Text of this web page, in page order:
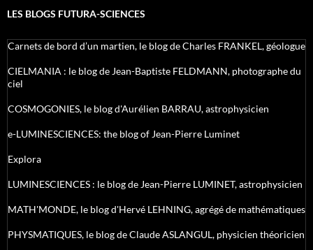
LES BLOGS FUTURA-SCIENCES
Carnets de bord d’un martien, le blog de Charles FRANKEL, géologue
CIELMANIA : le blog de Jean-Baptiste FELDMANN, photographe du
ciel
COSMOGONIES, le blog d'Aurélien BARRAU, astrophysicien
e-LUMINESCIENCES: the blog of Jean-Pierre Luminet
Explora
LUMINESCIENCES : le blog de Jean-Pierre LUMINET, astrophysicien
MATH'MONDE, le blog d'Hervé LEHNING, agrégé de mathématiques
PHYSMATIQUES, le blog de Claude ASLANGUL, physicien théoricien